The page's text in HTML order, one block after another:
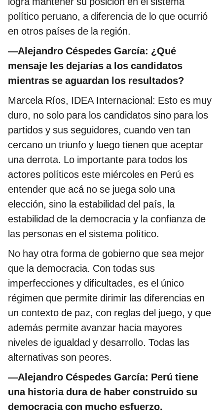
político peruano, a diferencia de lo que ocurrió
en otros países de la región.
—Alejandro Céspedes García: ¿Qué
mensaje les dejarías a los candidatos
mientras se aguardan los resultados?
Marcela Ríos, IDEA Internacional: Esto es muy
duro, no solo para los candidatos sino para los
partidos y sus seguidores, cuando ven tan
cercano un triunfo y luego tienen que aceptar
una derrota. Lo importante para todos los
actores políticos este miércoles en Perú es
entender que acá no se juega solo una
elección, sino la estabilidad del país, la
estabilidad de la democracia y la confianza de
las personas en el sistema político.
No hay otra forma de gobierno que sea mejor
que la democracia. Con todas sus
imperfecciones y dificultades, es el único
régimen que permite dirimir las diferencias en
un contexto de paz, con reglas del juego, y que
además permite avanzar hacia mayores
niveles de igualdad y desarrollo. Todas las
alternativas son peores.
—Alejandro Céspedes García: Perú tiene
una historia dura de haber construido su
democracia con mucho esfuerzo.